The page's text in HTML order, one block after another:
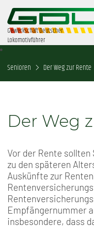
Gewerkschaft Deutscher
Lokomotivführer
Senioren Der Weg zur Rente
Der Weg
Vor der Rente
zu den späteren
Auskünfte zur
Empfängernummer
insbesondere, dass